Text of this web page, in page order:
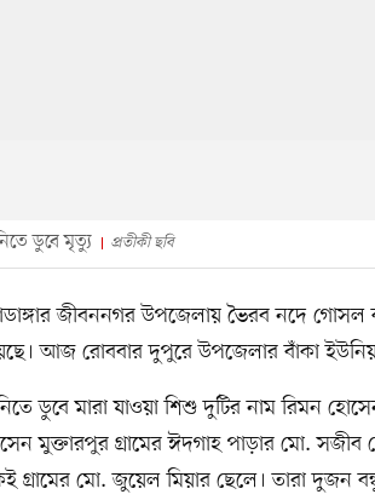
ডুবে মৃত্যু প্রতীকী ছবি
জীবননগর উপজেলায় ভৈরব নদে গোসল
আজ রোববার দুপুরে উপজেলার বাঁকা
ডুবে মারা যাওয়া শিশু দুটির নাম রিমন
মুক্তারপুর গ্রামের ঈদগাহ পাড়ার মো.
গ্রামের মো. জুয়েল মিয়ার ছেলে। তারা দুজন